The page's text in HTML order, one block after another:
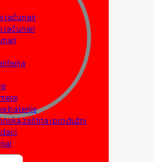
računari
računari
baterije
zaštita i produžni